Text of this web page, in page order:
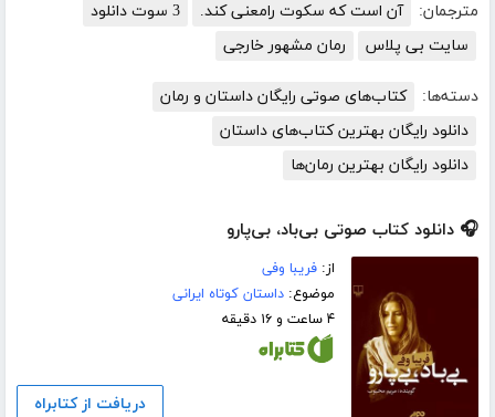
مترجمان: آن است که سکوت رامعنی کند.
3 سوت دانلود
سایت بی پلاس
رمان مشهور خارجی
دسته‌ها:
کتاب‌های صوتی رایگان داستان و رمان
دانلود رایگان بهترین کتاب‌های داستان
دانلود رایگان بهترین رمان‌ها
🎧 دانلود کتاب صوتی بی‌باد، بی‌پارو
از:فریبا وفی
موضوع:داستان کوتاه ایرانی
۴ ساعت و ۱۶ دقیقه
دریافت از کتابراه